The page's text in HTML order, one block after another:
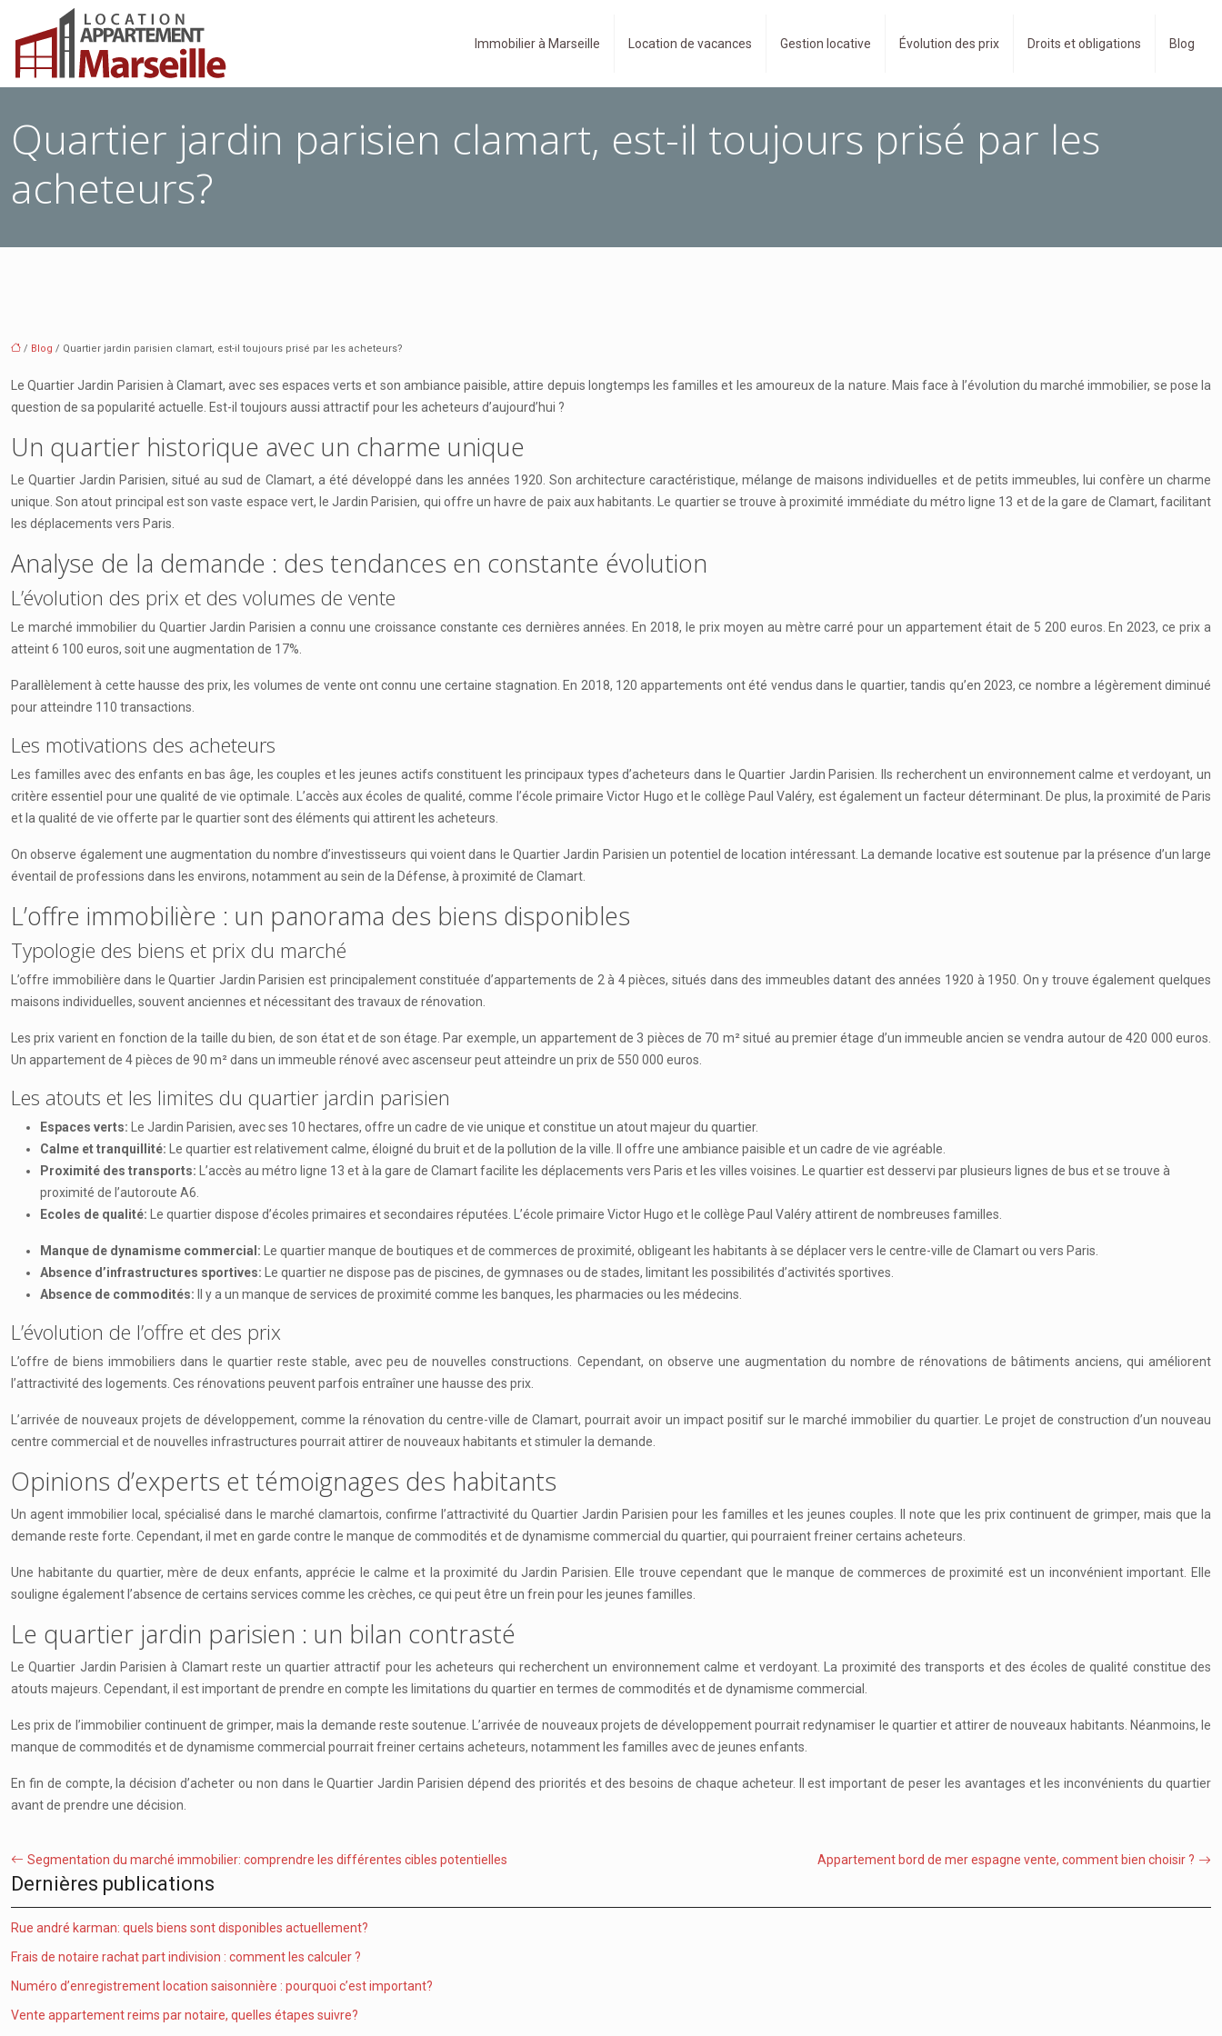
Immobilier à Marseille Location de vacances Gestion locative Évolution des prix Droits et obligations Blog
Quartier jardin parisien clamart, est-il toujours prisé par les
acheteurs?
/ Blog / Quartier jardin parisien clamart, est-il toujours prisé par les acheteurs?
Le Quartier Jardin Parisien à Clamart, avec ses espaces verts et son ambiance paisible, attire depuis longtemps les familles et les amoureux de la nature. Mais face à l’évolution du marché immobilier, se pose la
question de sa popularité actuelle. Est-il toujours aussi attractif pour les acheteurs d’aujourd’hui ?
Un quartier historique avec un charme unique
Le Quartier Jardin Parisien, situé au sud de Clamart, a été développé dans les années 1920. Son architecture caractéristique, mélange de maisons individuelles et de petits immeubles, lui confère un charme
unique. Son atout principal est son vaste espace vert, le Jardin Parisien, qui offre un havre de paix aux habitants. Le quartier se trouve à proximité immédiate du métro ligne 13 et de la gare de Clamart, facilitant
les déplacements vers Paris.
Analyse de la demande : des tendances en constante évolution
L’évolution des prix et des volumes de vente
Le marché immobilier du Quartier Jardin Parisien a connu une croissance constante ces dernières années. En 2018, le prix moyen au mètre carré pour un appartement était de 5 200 euros. En 2023, ce prix a
atteint 6 100 euros, soit une augmentation de 17%.
Parallèlement à cette hausse des prix, les volumes de vente ont connu une certaine stagnation. En 2018, 120 appartements ont été vendus dans le quartier, tandis qu’en 2023, ce nombre a légèrement diminué
pour atteindre 110 transactions.
Les motivations des acheteurs
Les familles avec des enfants en bas âge, les couples et les jeunes actifs constituent les principaux types d’acheteurs dans le Quartier Jardin Parisien. Ils recherchent un environnement calme et verdoyant, un
critère essentiel pour une qualité de vie optimale. L’accès aux écoles de qualité, comme l’école primaire Victor Hugo et le collège Paul Valéry, est également un facteur déterminant. De plus, la proximité de Paris
et la qualité de vie offerte par le quartier sont des éléments qui attirent les acheteurs.
On observe également une augmentation du nombre d’investisseurs qui voient dans le Quartier Jardin Parisien un potentiel de location intéressant. La demande locative est soutenue par la présence d’un large
éventail de professions dans les environs, notamment au sein de la Défense, à proximité de Clamart.
L’offre immobilière : un panorama des biens disponibles
Typologie des biens et prix du marché
L’offre immobilière dans le Quartier Jardin Parisien est principalement constituée d’appartements de 2 à 4 pièces, situés dans des immeubles datant des années 1920 à 1950. On y trouve également quelques
maisons individuelles, souvent anciennes et nécessitant des travaux de rénovation.
Les prix varient en fonction de la taille du bien, de son état et de son étage. Par exemple, un appartement de 3 pièces de 70 m² situé au premier étage d’un immeuble ancien se vendra autour de 420 000 euros.
Un appartement de 4 pièces de 90 m² dans un immeuble rénové avec ascenseur peut atteindre un prix de 550 000 euros.
Les atouts et les limites du quartier jardin parisien
Espaces verts:
Le Jardin Parisien, avec ses 10 hectares, offre un cadre de vie unique et constitue un atout majeur du quartier.
Calme et tranquillité:
Le quartier est relativement calme, éloigné du bruit et de la pollution de la ville. Il offre une ambiance paisible et un cadre de vie agréable.
Proximité des transports:
L’accès au métro ligne 13 et à la gare de Clamart facilite les déplacements vers Paris et les villes voisines. Le quartier est desservi par plusieurs lignes de bus et se trouve à
proximité de l’autoroute A6.
Ecoles de qualité:
Le quartier dispose d’écoles primaires et secondaires réputées. L’école primaire Victor Hugo et le collège Paul Valéry attirent de nombreuses familles.
Manque de dynamisme commercial:
Le quartier manque de boutiques et de commerces de proximité, obligeant les habitants à se déplacer vers le centre-ville de Clamart ou vers Paris.
Absence d’infrastructures sportives:
Le quartier ne dispose pas de piscines, de gymnases ou de stades, limitant les possibilités d’activités sportives.
Absence de commodités:
Il y a un manque de services de proximité comme les banques, les pharmacies ou les médecins.
L’évolution de l’offre et des prix
L’offre de biens immobiliers dans le quartier reste stable, avec peu de nouvelles constructions. Cependant, on observe une augmentation du nombre de rénovations de bâtiments anciens, qui améliorent
l’attractivité des logements. Ces rénovations peuvent parfois entraîner une hausse des prix.
L’arrivée de nouveaux projets de développement, comme la rénovation du centre-ville de Clamart, pourrait avoir un impact positif sur le marché immobilier du quartier. Le projet de construction d’un nouveau
centre commercial et de nouvelles infrastructures pourrait attirer de nouveaux habitants et stimuler la demande.
Opinions d’experts et témoignages des habitants
Un agent immobilier local, spécialisé dans le marché clamartois, confirme l’attractivité du Quartier Jardin Parisien pour les familles et les jeunes couples. Il note que les prix continuent de grimper, mais que la
demande reste forte. Cependant, il met en garde contre le manque de commodités et de dynamisme commercial du quartier, qui pourraient freiner certains acheteurs.
Une habitante du quartier, mère de deux enfants, apprécie le calme et la proximité du Jardin Parisien. Elle trouve cependant que le manque de commerces de proximité est un inconvénient important. Elle
souligne également l’absence de certains services comme les crèches, ce qui peut être un frein pour les jeunes familles.
Le quartier jardin parisien : un bilan contrasté
Le Quartier Jardin Parisien à Clamart reste un quartier attractif pour les acheteurs qui recherchent un environnement calme et verdoyant. La proximité des transports et des écoles de qualité constitue des
atouts majeurs. Cependant, il est important de prendre en compte les limitations du quartier en termes de commodités et de dynamisme commercial.
Les prix de l’immobilier continuent de grimper, mais la demande reste soutenue. L’arrivée de nouveaux projets de développement pourrait redynamiser le quartier et attirer de nouveaux habitants. Néanmoins, le
manque de commodités et de dynamisme commercial pourrait freiner certains acheteurs, notamment les familles avec de jeunes enfants.
En fin de compte, la décision d’acheter ou non dans le Quartier Jardin Parisien dépend des priorités et des besoins de chaque acheteur. Il est important de peser les avantages et les inconvénients du quartier
avant de prendre une décision.
Segmentation du marché immobilier: comprendre les différentes cibles potentielles Appartement bord de mer espagne vente, comment bien choisir ?
Dernières publications
Rue andré karman: quels biens sont disponibles actuellement?
Frais de notaire rachat part indivision : comment les calculer ?
Numéro d’enregistrement location saisonnière : pourquoi c’est important?
Vente appartement reims par notaire, quelles étapes suivre?